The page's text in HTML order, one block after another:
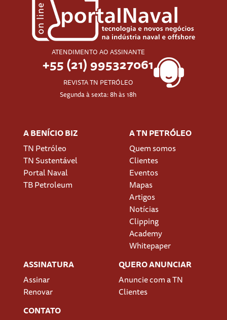
ATENDIMENTO AO ASSINANTE
+55 (21) 995327061
REVISTA TN PETRÓLEO
Segunda à sexta: 8h às 18h
A BENÍCIO BIZ
TN Petróleo
TN Sustentável
Portal Naval
TB Petroleum
A TN PETRÓLEO
Quem somos
Clientes
Eventos
Mapas
Artigos
Notícias
Clipping
Academy
Whitepaper
ASSINATURA
Assinar
Renovar
QUERO ANUNCIAR
Anuncie com a TN
Clientes
CONTATO